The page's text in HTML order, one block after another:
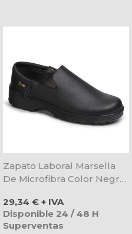
Zapato Laboral Marsella
De Microfibra Color Negro
Precio
29,34 € + IVA
Disponible 24 / 48 H
Superventas